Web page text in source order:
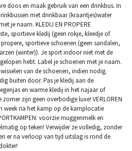
doos en maak gebruik van een drinkbus. In
met drinkbaar (kraantjes)water
je naam. KLEDIJ EN PROPERE
sportieve kledij (geen rokje, kleedje of
sportieve schoenen (geen sandalen,
(winter)). Je sport indoor niet met de
hebt. Label je schoenen met je naam.
van de schoenen, indien nodig.
buiten door. Pas je kledij aan de
en warme kledij in het najaar of
zijn geen overbodige luxe! VERLOREN
week na het kamp op de kamplocatie
voorzie muggenmelk en
op teken! Verwijder ze volledig, zonder
er na verloop van tijd uitslag is rond de